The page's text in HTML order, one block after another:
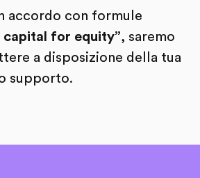
accordo con formule
capital for equity”, saremo
a disposizione della tua
supporto.